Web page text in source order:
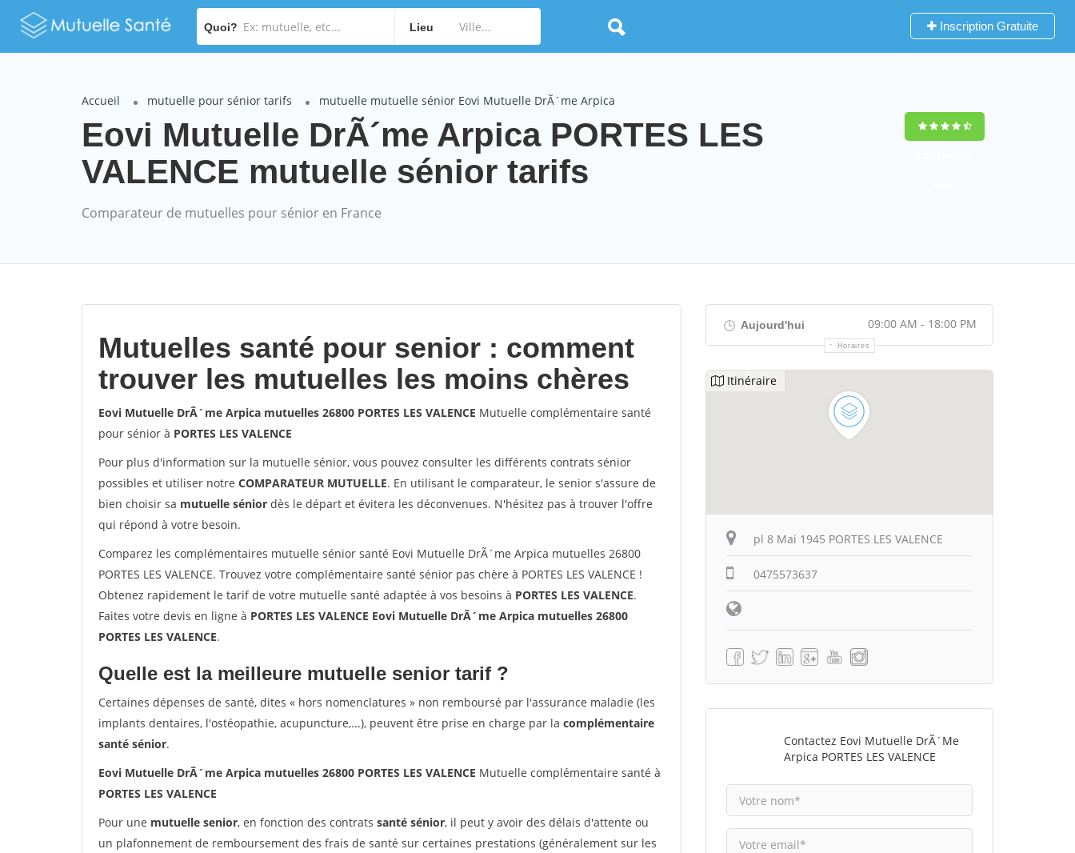
Quoi? Lieu Inscription Gratuite
Accueil mutuelle pour sénior tarifs mutuelle mutuelle sénior Eovi Mutuelle DrÃ´me Arpica
Eovi Mutuelle DrÃ´me Arpica PORTES LES
VALENCE mutuelle sénior tarifs
Comparateur de mutuelles pour sénior en France
Mutuelles santé pour senior : comment
trouver les mutuelles les moins chères
Eovi Mutuelle DrÃ´me Arpica mutuelles 26800 PORTES LES VALENCE Mutuelle complémentaire santé
pour sénior à PORTES LES VALENCE
Pour plus d'information sur la mutuelle sénior, vous pouvez consulter les différents contrats sénior
possibles et utiliser notre COMPARATEUR MUTUELLE. En utilisant le comparateur, le senior s'assure de
bien choisir sa mutuelle sénior dès le départ et évitera les déconvenues. N'hésitez pas à trouver l'offre
qui répond à votre besoin.
Comparez les complémentaires mutuelle sénior santé Eovi Mutuelle DrÃ´me Arpica mutuelles 26800
PORTES LES VALENCE. Trouvez votre complémentaire santé sénior pas chère à PORTES LES VALENCE !
Obtenez rapidement le tarif de votre mutuelle santé adaptée à vos besoins à PORTES LES VALENCE.
Faites votre devis en ligne à PORTES LES VALENCE Eovi Mutuelle DrÃ´me Arpica mutuelles 26800
PORTES LES VALENCE.
Quelle est la meilleure mutuelle senior tarif ?
Certaines dépenses de santé, dites « hors nomenclatures » non remboursé par l'assurance maladie (les
implants dentaires, l'ostéopathie, acupuncture,...), peuvent être prise en charge par la complémentaire
santé sénior.
Eovi Mutuelle DrÃ´me Arpica mutuelles 26800 PORTES LES VALENCE Mutuelle complémentaire santé à
PORTES LES VALENCE
Pour une mutuelle senior, en fonction des contrats santé sénior, il peut y avoir des délais d'attente ou
un plafonnement de remboursement des frais de santé sur certaines prestations (généralement sur les
Aujourd'hui 09:00 AM - 18:00 PM
Horaires
Itinéraire
pl 8 Mai 1945 PORTES LES VALENCE
0475573637
Contactez Eovi Mutuelle DrÃ´me
Arpica PORTES LES VALENCE